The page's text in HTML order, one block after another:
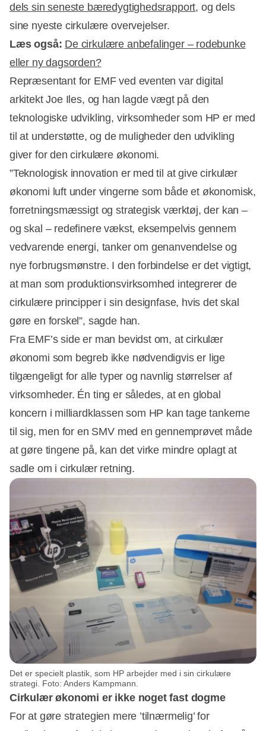
dels sin seneste bæredygtighedsrapport, og dels
sine nyeste cirkulære overvejelser.
Læs også: De cirkulære anbefalinger – rodebunke
eller ny dagsorden?
Repræsentant for EMF ved eventen var digital
arkitekt Joe Iles, og han lagde vægt på den
teknologiske udvikling, virksomheder som HP er med
til at understøtte, og de muligheder den udvikling
giver for den cirkulære økonomi.
”Teknologisk innovation er med til at give cirkulær
økonomi luft under vingerne som både et økonomisk,
forretningsmæssigt og strategisk værktøj, der kan –
og skal – redefinere vækst, eksempelvis gennem
vedvarende energi, tanker om genanvendelse og
nye forbrugsmønstre. I den forbindelse er det vigtigt,
at man som produktionsvirksomhed integrerer de
cirkulære principper i sin designfase, hvis det skal
gøre en forskel”, sagde han.
Fra EMF’s side er man bevidst om, at cirkulær
økonomi som begreb ikke nødvendigvis er lige
tilgængeligt for alle typer og navnlig størrelser af
virksomheder. Én ting er således, at en global
koncern i milliardklassen som HP kan tage tankerne
til sig, men for en SMV med en gennemprøvet måde
at gøre tingene på, kan det virke mindre oplagt at
sadle om i cirkulær retning.
Det er specielt plastik, som HP arbejder med i sin cirkulære
strategi. Foto: Anders Kampmann.
Cirkulær økonomi er ikke noget fast dogme
For at gøre strategien mere ’tilnærmelig’ for